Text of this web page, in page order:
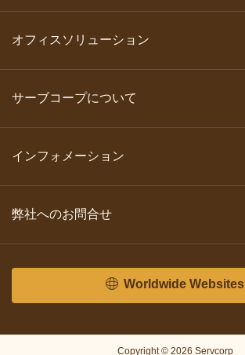
オフィスソリューション
サーブコープについて
インフォメーション
弊社へのお問合せ
Worldwide Websites
Copyright © 2026 Servcorp